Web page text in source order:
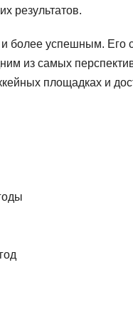
результатов.
более успешным. Его
из самых
площадках и